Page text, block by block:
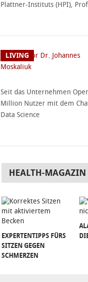
Plattner-Instituts (HPI),
LIVING
Seit das Unternehmen
Million Nutzer mit dem
Data Science
HEALTH-MAGAZIN
EXPERTENTIPPS FÜRS
SITZEN GEGEN
SCHMERZEN